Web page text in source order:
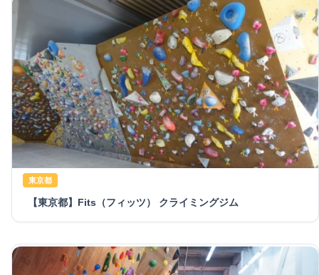
東京都
【東京都】Fits（フィッツ） クライミングジム